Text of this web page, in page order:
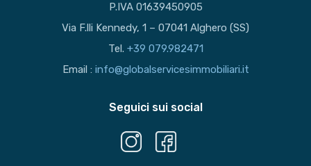
P.IVA 01639450905
Via F.lli Kennedy, 1 – 07041 Alghero (SS)
Tel. +39 079.982471
Email : info@globalservicesimmobiliari.it
Seguici sui social